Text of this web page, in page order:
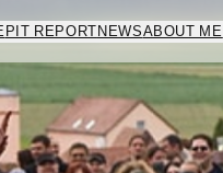
PIT REPORTNEWSABOUT ME